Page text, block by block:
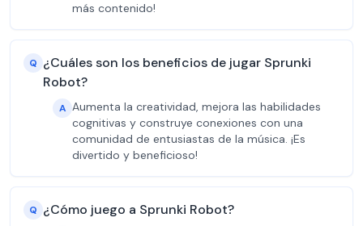
más contenido!
Q ¿Cuáles son los beneficios de jugar Sprunki
Robot?
A Aumenta la creatividad, mejora las habilidades
cognitivas y construye conexiones con una
comunidad de entusiastas de la música. ¡Es
divertido y beneficioso!
Q ¿Cómo juego a Sprunki Robot?